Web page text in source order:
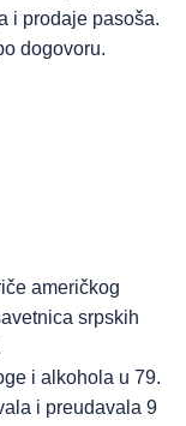
i prodaje pasoša.
dogovoru.
američkog
srpskih
i alkohola u 79.
i preudavala 9